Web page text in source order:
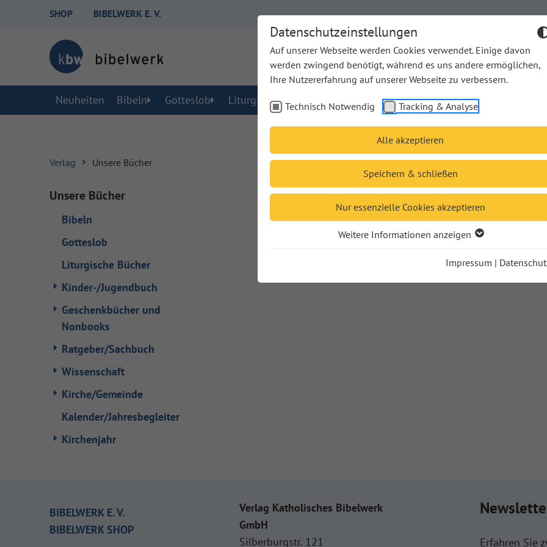
Datenschutzeinstellungen
Auf unserer Webseite werden Cookies verwendet. Einige davon
werden zwingend benötigt, während es uns andere ermöglichen,
Ihre Nutzererfahrung auf unserer Webseite zu verbessern.
Technisch Notwendig Tracking & Analyse
Alle akzeptieren
Speichern & schließen
Nur essenzielle Cookies akzeptieren
Weitere Informationen anzeigen
Impressum |
SHOP BIBELWERK E. V.
Neuheiten Bibeln Gotteslob Liturgische Bücher Unsere Bücher Unsere Autor*innen
Verlag Unsere Bücher
Unsere Bücher
Bibeln
Gotteslob
Liturgische Bücher
Kinder-/Jugendbuch
Geschenkbücher und
Nonbooks
Ratgeber/Sachbuch
Wissenschaft
Kirche/Gemeinde
Kalender/Jahresbegleiter
Kirchenjahr
BIBELWERK E. V.
BIBELWERK SHOP
Verlag Katholisches Bibelwerk
GmbH
Silberburgstr. 121
Erfahren Sie